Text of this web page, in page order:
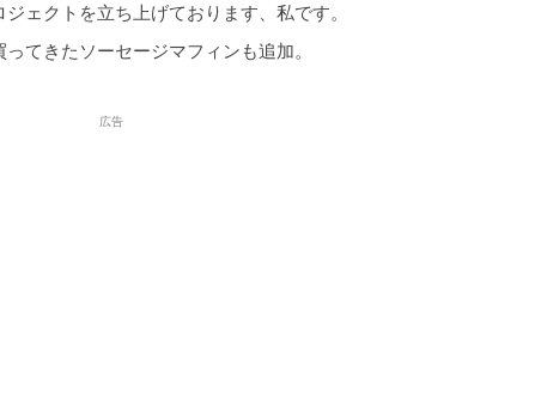
ェクトを立ち上げております、私です。
てきたソーセージマフィンも追加。
広告